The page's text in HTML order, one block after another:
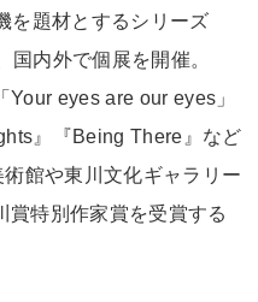
を題材とするシリーズ
国内外で個展を開催。
eyes are our eyes」
』『Being There』など
館や東川文化ギャラリー
賞特別作家賞を受賞する